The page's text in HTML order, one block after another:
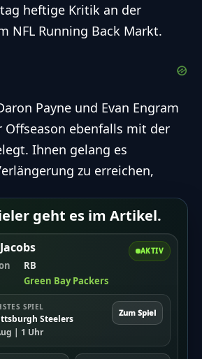
heftige Kritik an der
NFL Running Back Markt.
Payne und Evan Engram
Offseason ebenfalls mit der
Ihnen gelang es
zu erreichen,
geht es im Artikel.
AKTIV
RB
Green Bay Packers
SPIEL
Steelers
| 1 Uhr
Zum Spiel